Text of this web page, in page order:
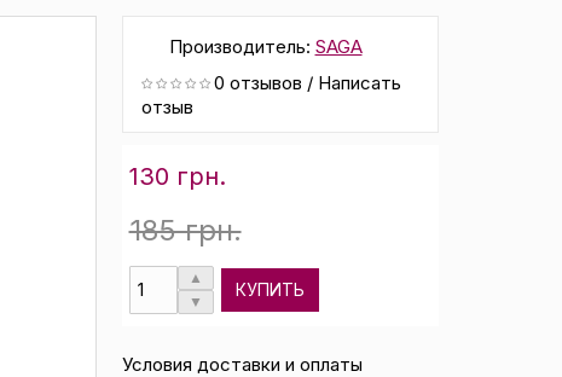
Производитель: SAGA
0 отзывов / Написать
отзыв
130 грн.
185 грн.
КУПИТЬ
Условия доставки и оплаты